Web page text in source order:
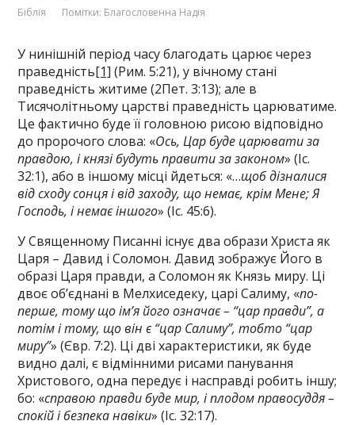
Біблія Помітки: Благословенна Надія
У нинішній період часу благодать царює через
праведність[1] (Рим. 5:21), у вічному стані
праведність житиме (2Пет. 3:13); але в
Тисячолітньому царстві праведність царюватиме.
Це фактично буде її головною рисою відповідно
до пророчого слова: «Ось, Цар буде царювати за
правдою, і князі будуть правити за законом» (Іс.
32:1), або в іншому місці йдеться: «…щоб дізналися
від сходу сонця і від заходу, що немає, крім Мене; Я
Господь, і немає іншого» (Іс. 45:6).
У Священному Писанні існує два образи Христа як
Царя – Давид і Соломон. Давид зображує Його в
образі Царя правди, а Соломон як Князь миру. Ці
двоє об’єднані в Мелхиседеку, царі Салиму, «по-
перше, тому що ім’я його означає – “цар правди”, а
потім і тому‚ що він є “цар Салиму”, тобто “цар
миру”» (Євр. 7:2). Ці дві характеристики, як буде
видно далі, є відмінними рисами панування
Христового, одна передує і насправді робить іншу;
бо: «справою правди буде мир, і плодом правосуддя –
спокій і безпека навіки» (Іс. 32:17).